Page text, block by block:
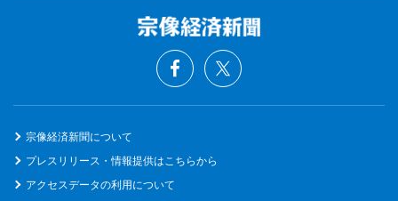
宗像経済新聞について
プレスリリース・情報提供はこちらから
アクセスデータの利用について